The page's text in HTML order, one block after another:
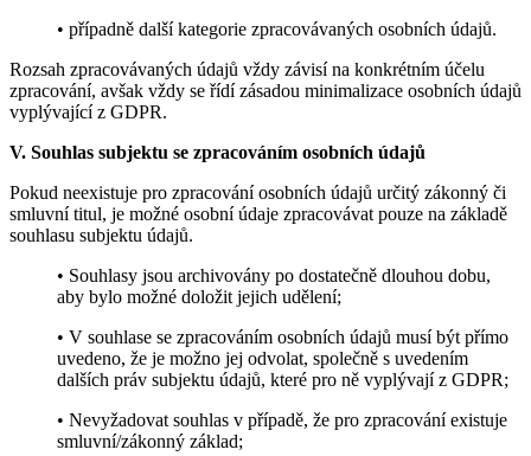
• případně další kategorie zpracovávaných osobních údajů.
Rozsah zpracovávaných údajů vždy závisí na konkrétním účelu
zpracování, avšak vždy se řídí zásadou minimalizace osobních údajů
vyplývající z GDPR.
V. Souhlas subjektu se zpracováním osobních údajů
Pokud neexistuje pro zpracování osobních údajů určitý zákonný či
smluvní titul, je možné osobní údaje zpracovávat pouze na základě
souhlasu subjektu údajů.
• Souhlasy jsou archivovány po dostatečně dlouhou dobu,
aby bylo možné doložit jejich udělení;
• V souhlase se zpracováním osobních údajů musí být přímo
uvedeno, že je možno jej odvolat, společně s uvedením
dalších práv subjektu údajů, které pro ně vyplývají z GDPR;
• Nevyžadovat souhlas v případě, že pro zpracování existuje
smluvní/zákonný základ;